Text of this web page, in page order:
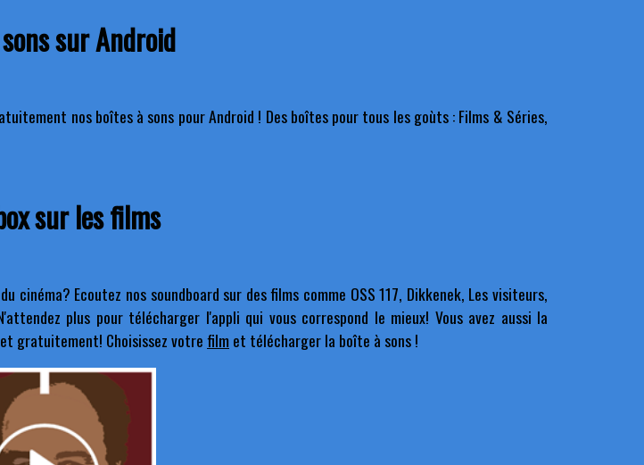
sur Android
nos boîtes à sons pour Android ! Des boîtes pour tous les goùts : Films & Séries,
sur les films
Ecoutez nos soundboard sur des films comme OSS 117, Dikkenek, Les visiteurs,
plus pour télécharger l'appli qui vous correspond le mieux! Vous avez aussi la
gratuitement! Choisissez votrefilmet télécharger la boîte à sons !